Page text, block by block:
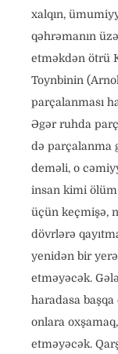
xalqın,
qəhrəmanın
etməkdən ötrü
Toynbinin
parçalanması
Əgər ruhda
də parçalanma
deməli, o
insan kimi ölüm
üçün keçmişə,
dövrlərə
yenidən bir
etməyəcək.
haradasa
onlara
etməyəcək.